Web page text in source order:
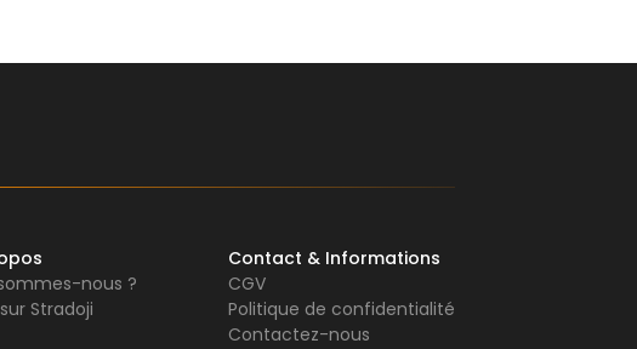
nous ?
Stradoji
Contact & Informations
CGV
Politique de confidentialité
Contactez-nous